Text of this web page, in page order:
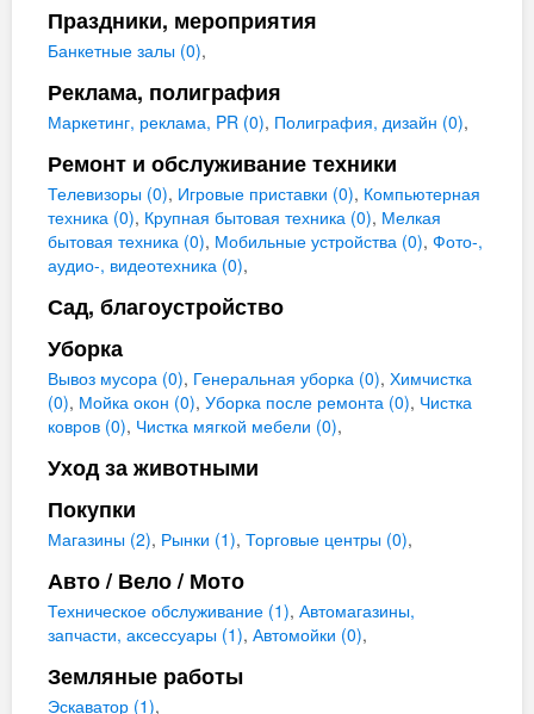
Праздники, мероприятия
Банкетные залы (0),
Реклама, полиграфия
Маркетинг, реклама, PR (0), Полиграфия, дизайн (0),
Ремонт и обслуживание техники
Телевизоры (0), Игровые приставки (0), Компьютерная
техника (0), Крупная бытовая техника (0), Мелкая
бытовая техника (0), Мобильные устройства (0), Фото-,
аудио-, видеотехника (0),
Сад, благоустройство
Уборка
Вывоз мусора (0), Генеральная уборка (0), Химчистка
(0), Мойка окон (0), Уборка после ремонта (0), Чистка
ковров (0), Чистка мягкой мебели (0),
Уход за животными
Покупки
Магазины (2), Рынки (1), Торговые центры (0),
Авто / Вело / Мото
Техническое обслуживание (1), Автомагазины,
запчасти, аксессуары (1), Автомойки (0),
Земляные работы
Эскаватор (1),